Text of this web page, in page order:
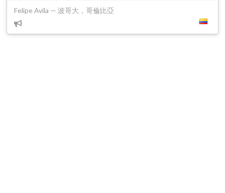
Felipe Avila — 波哥大，哥倫比亞